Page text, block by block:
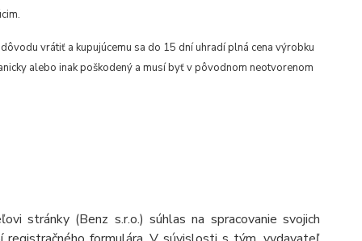
vrátiť a kupujúcemu sa do 15 dní uhradí plná cena výrobku
alebo inak poškodený a musí byť v pôvodnom neotvorenom
stránky (Benz s.r.o.) súhlas na spracovanie svojich